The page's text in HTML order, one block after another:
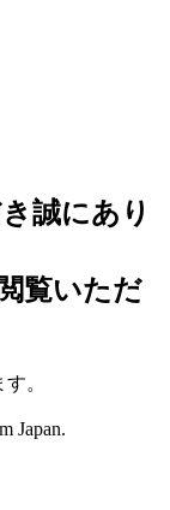
誠にあり
覧いただ
。
Japan.